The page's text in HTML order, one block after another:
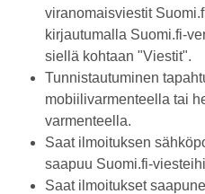
viranomaisviestit
kirjautumalla Suomi.fi-
siellä kohtaan "Viestit".
Tunnistautuminen
mobiilivarmenteella tai
varmenteella.
Saat ilmoituksen
saapuu Suomi.fi-
Saat ilmoitukset